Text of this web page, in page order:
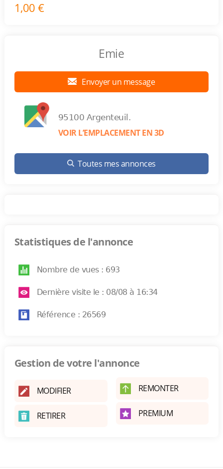
1,00 €
Emie
Envoyer un message
95100 Argenteuil.
VOIR L’EMPLACEMENT EN 3D
Toutes mes annonces
Statistiques de l'annonce
Nombre de vues : 693
Dernière visite le : 08/08 à 16:34
Référence : 26569
Gestion de votre l'annonce
MODIFIER
RETIRER
REMONTER
PREMIUM